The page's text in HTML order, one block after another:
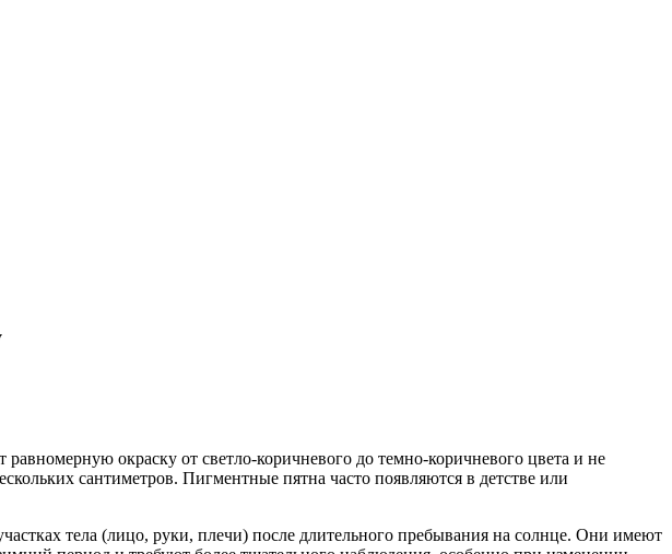
окраску от светло-коричневого до темно-коричневого цвета и не
сантиметров. Пигментные пятна часто появляются в детстве или
тела (лицо, руки, плечи) после длительного пребывания на солнце. Они имеют